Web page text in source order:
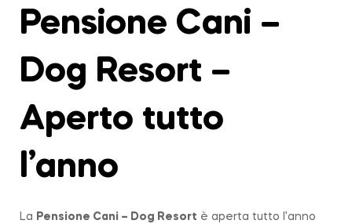
Pensione Cani –
Dog Resort –
Aperto tutto
l’anno
La Pensione Cani – Dog Resort è aperta tutto l’anno